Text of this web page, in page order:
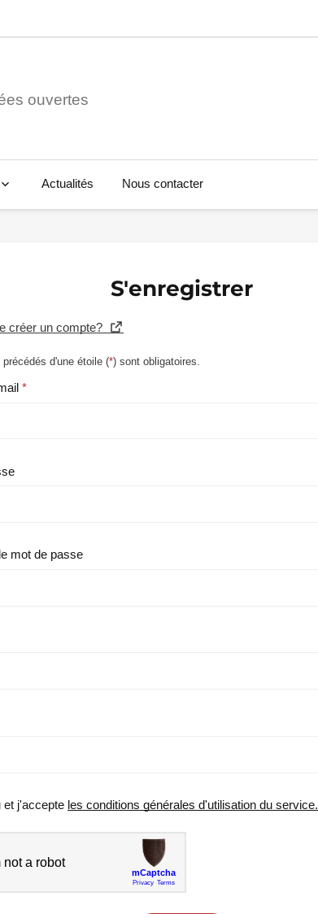
ouvertes
Actualités Nous contacter
S'enregistrer
créer un compte?
d'une étoile (*) sont obligatoires.
mot de passe
et j'accepte les conditions générales d'utilisation du service.